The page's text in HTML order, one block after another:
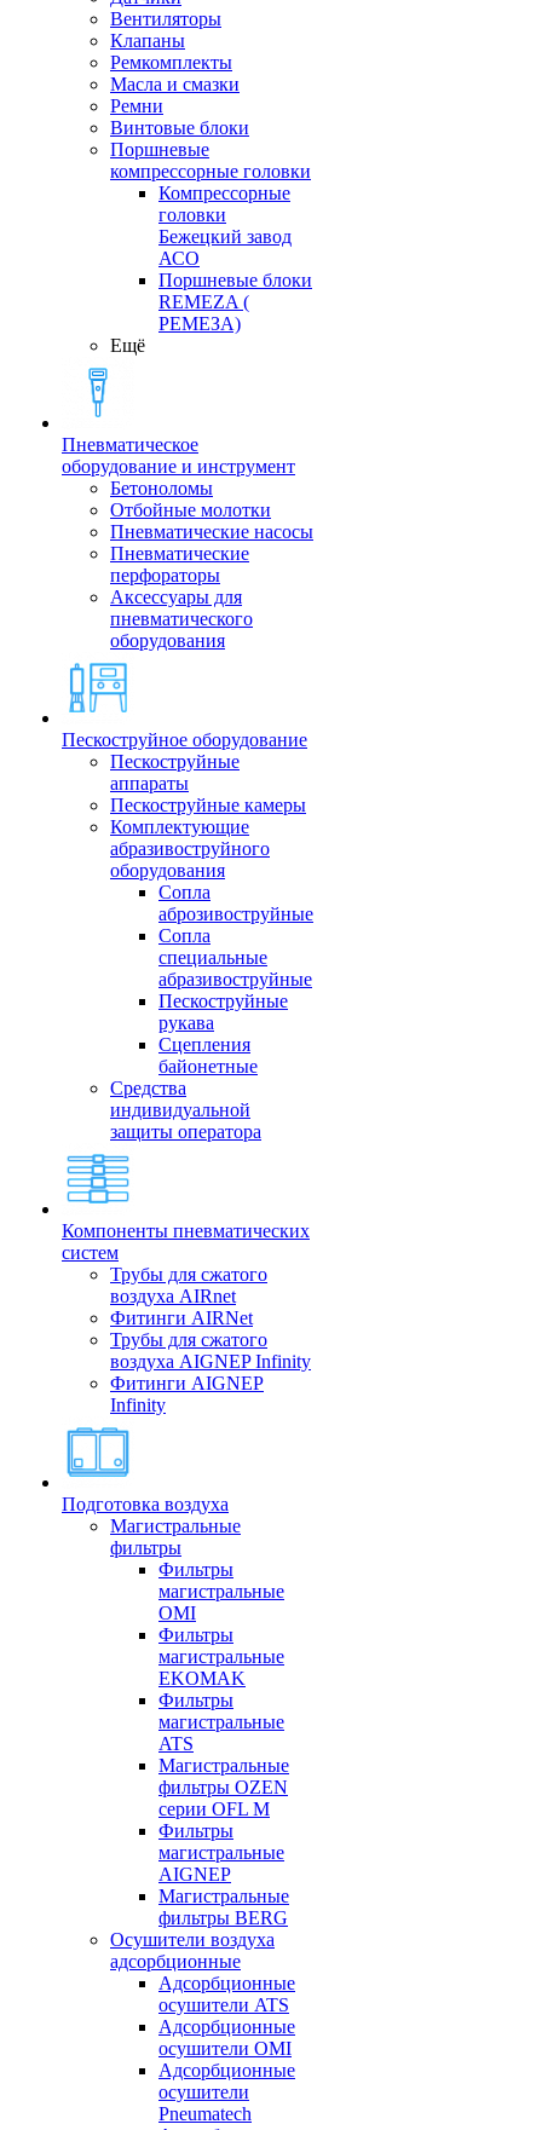
Вентиляторы
Клапаны
Ремкомплекты
Масла и смазки
Ремни
Винтовые блоки
Поршневые
компрессорные головки
Компрессорные
головки
Бежецкий завод
АСО
Поршневые блоки
REMEZA (
РЕМЕЗА)
Ещё
Пневматическое
оборудование и инструмент
Бетоноломы
Отбойные молотки
Пневматические насосы
Пневматические
перфораторы
Аксессуары для
пневматического
оборудования
Пескоструйное оборудование
Пескоструйные
аппараты
Пескоструйные камеры
Комплектующие
абразивоструйного
оборудования
Сопла
аброзивоструйные
Сопла
специальные
абразивоструйные
Пескоструйные
рукава
Сцепления
байонетные
Средства
индивидуальной
защиты оператора
Компоненты пневматических
систем
Трубы для сжатого
воздуха AIRnet
Фитинги AIRNet
Трубы для сжатого
воздуха AIGNEP Infinity
Фитинги AIGNEP
Infinity
Подготовка воздуха
Магистральные
фильтры
Фильтры
магистральные
OMI
Фильтры
магистральные
EKOMAK
Фильтры
магистральные
ATS
Магистральные
фильтры OZEN
серии OFL M
Фильтры
магистральные
AIGNEP
Магистральные
фильтры BERG
Осушители воздуха
адсорбционные
Адсорбционные
осушители ATS
Адсорбционные
осушители OMI
Адсорбционные
осушители
Pneumatech